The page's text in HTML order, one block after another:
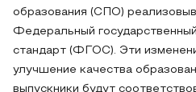
образования (СПО)
Федеральный
стандарт (ФГОС). Эти
улучшение качества
выпускники будут